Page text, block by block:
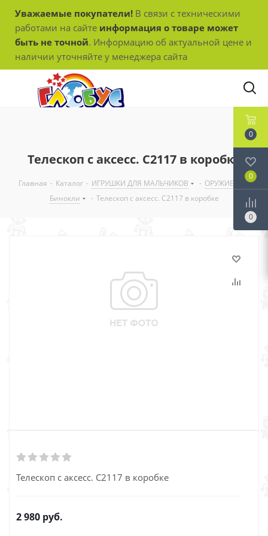
Уважаемые покупатели! В связи с техническими
работами на сайте информация о товаре может
быть не точной. Информацию об актуальной цене и
наличии уточняйте у менеджера сайта
Телескоп с аксесс. С2117 в коробке
Главная - Каталог - ИГРУШКИ ДЛЯ МАЛЬЧИКОВ - ОРУЖИЕ
-
Бинокли
- Телескоп с аксесс. С2117 в коробке
Телескоп с аксесс. С2117 в коробке
2 980 руб.
0
0
0